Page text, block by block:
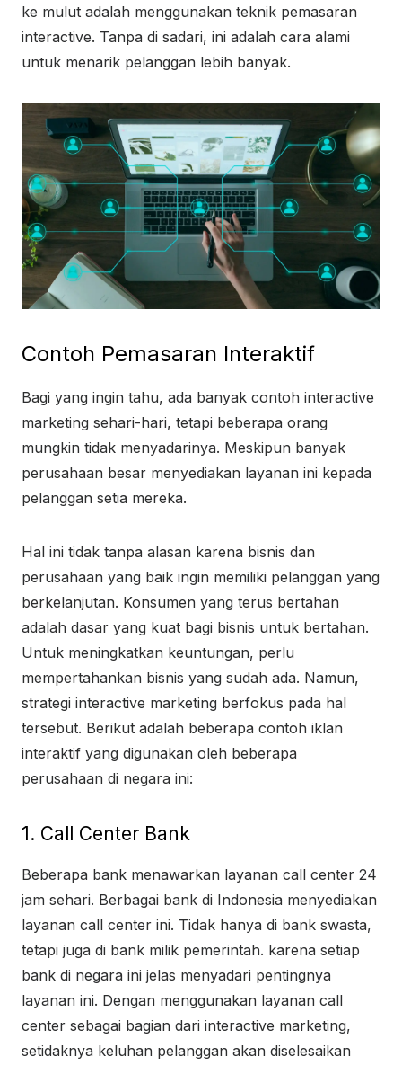
ke mulut adalah menggunakan teknik pemasaran
interactive. Tanpa di sadari, ini adalah cara alami
untuk menarik pelanggan lebih banyak.
Contoh Pemasaran Interaktif
Bagi yang ingin tahu, ada banyak contoh interactive
marketing sehari-hari, tetapi beberapa orang
mungkin tidak menyadarinya. Meskipun banyak
perusahaan besar menyediakan layanan ini kepada
pelanggan setia mereka.
Hal ini tidak tanpa alasan karena bisnis dan
perusahaan yang baik ingin memiliki pelanggan yang
berkelanjutan. Konsumen yang terus bertahan
adalah dasar yang kuat bagi bisnis untuk bertahan.
Untuk meningkatkan keuntungan, perlu
mempertahankan bisnis yang sudah ada. Namun,
strategi interactive marketing berfokus pada hal
tersebut. Berikut adalah beberapa contoh iklan
interaktif yang digunakan oleh beberapa
perusahaan di negara ini:
1. Call Center Bank
Beberapa bank menawarkan layanan call center 24
jam sehari. Berbagai bank di Indonesia menyediakan
layanan call center ini. Tidak hanya di bank swasta,
tetapi juga di bank milik pemerintah. karena setiap
bank di negara ini jelas menyadari pentingnya
layanan ini. Dengan menggunakan layanan call
center sebagai bagian dari interactive marketing,
setidaknya keluhan pelanggan akan diselesaikan